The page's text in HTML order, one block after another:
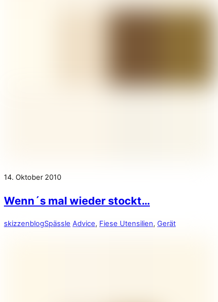
14. Oktober 2010
Wenn´s mal wieder stockt…
skizzenblogSpässle Advice, Fiese Utensilien, Gerät